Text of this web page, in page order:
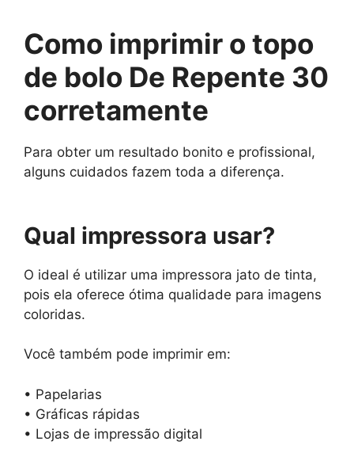
Como imprimir o topo
de bolo De Repente 30
corretamente
Para obter um resultado bonito e profissional,
alguns cuidados fazem toda a diferença.
Qual impressora usar?
O ideal é utilizar uma impressora jato de tinta,
pois ela oferece ótima qualidade para imagens
coloridas.
Você também pode imprimir em:
• Papelarias
• Gráficas rápidas
• Lojas de impressão digital